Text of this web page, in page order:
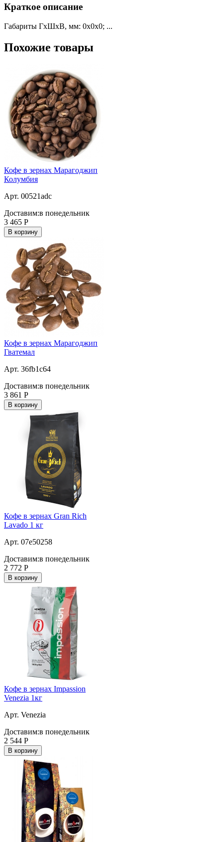
Краткое описание
Габариты ГхШхВ, мм: 0х0х0; ...
Похожие товары
Кофе в зернах Марагоджип
Колумбия
Арт. 00521adc
Доставим:в понедельник
3 465 Р
В корзину
Кофе в зернах Марагоджип
Гватемал
Арт. 36fb1c64
Доставим:в понедельник
3 861 Р
В корзину
Кофе в зернах Gran Rich
Lavado 1 кг
Арт. 07e50258
Доставим:в понедельник
2 772 Р
В корзину
Кофе в зернах Impassion
Venezia 1кг
Арт. Venezia
Доставим:в понедельник
2 544 Р
В корзину